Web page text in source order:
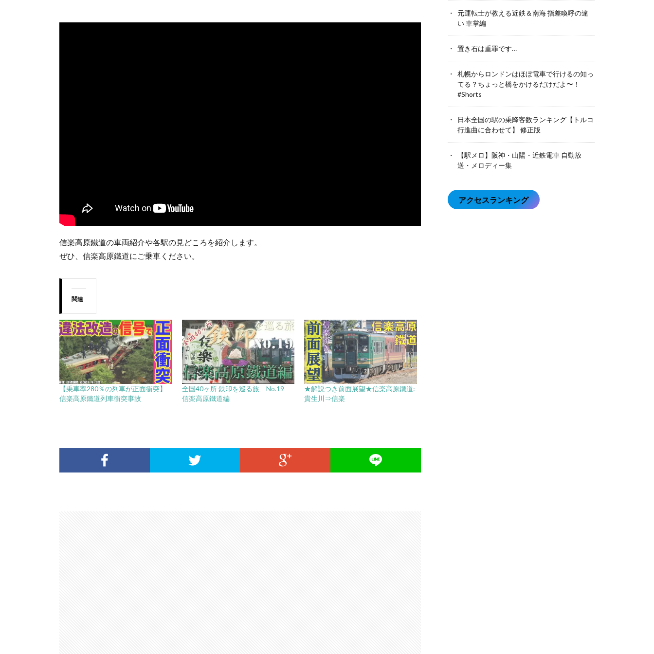
信楽高原鐵道の車両紹介や各駅の見どころを紹介します。
ぜひ、信楽高原鐵道にご乗車ください。
関連
【乗車率280％の列車が正面衝突】
信楽高原鐵道列車衝突事故
全国40ヶ所 鉄印を巡る旅 No.19
信楽高原鐵道編
★解説つき前面展望★信楽高原鐵道:
貴生川⇒信楽
元運転士が教える近鉄＆南海 指差喚呼の違
い 車掌編
置き石は重罪です…
札幌からロンドンはほぼ電車で行けるの知っ
てる？ちょっと橋をかけるだけだよ〜！
#Shorts
日本全国の駅の乗降客数ランキング【トルコ
行進曲に合わせて】 修正版
【駅メロ】阪神・山陽・近鉄電車 自動放
送・メロディー集
アクセスランキング